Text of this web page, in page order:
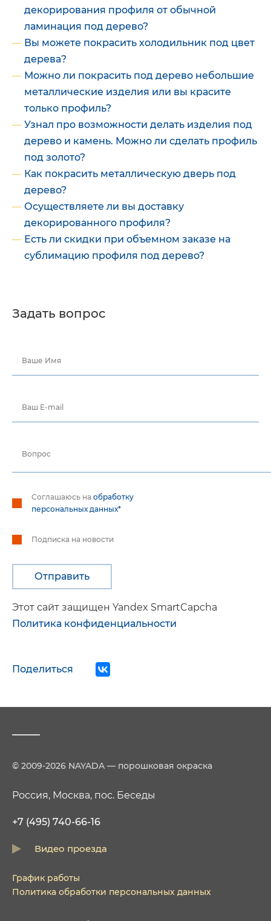
декорирования профиля от обычной
ламинация под дерево?
Вы можете покрасить холодильник под цвет
дерева?
Можно ли покрасить под дерево небольшие
металлические изделия или вы красите
только профиль?
Узнал про возможности делать изделия под
дерево и камень. Можно ли сделать профиль
под золото?
Как покрасить металлическую дверь под
дерево?
Осуществляете ли вы доставку
декорированного профиля?
Есть ли скидки при объемном заказе на
сублимацию профиля под дерево?
Задать вопрос
Ваше Имя
Ваш E-mail
Вопрос
Соглашаюсь на обработку
персональных данных*
Подписка на новости
Этот сайт защищен Yandex SmartCapcha
Политика конфиденциальности
Поделиться
© 2009-2026 NAYADA — порошковая окраска
Россия, Москва, пос. Беседы
+7 (495) 740-66-16
Видео проезда
График работы
Политика обработки персональных данных